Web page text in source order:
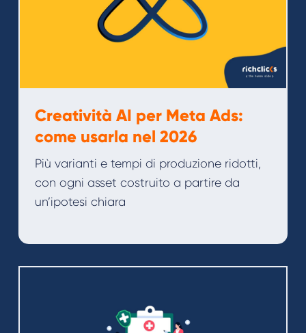
Creatività AI per Meta Ads:
come usarla nel 2026
Più varianti e tempi di produzione ridotti,
con ogni asset costruito a partire da
un’ipotesi chiara